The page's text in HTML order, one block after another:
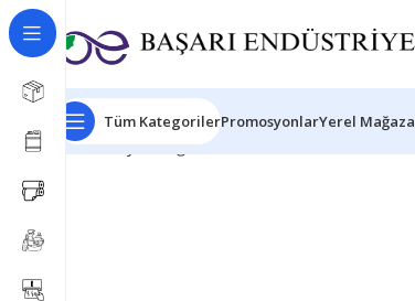
Tüm KategorilerPromosyonlarYerel Mağaza
Ana Sayfa Kağıt Ürünleri